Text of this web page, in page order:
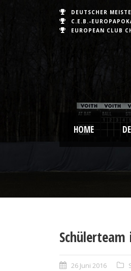
DEUTSCHER
C.E.B.-
EUROPEAN CLUB
HOME
26 Juni 2016